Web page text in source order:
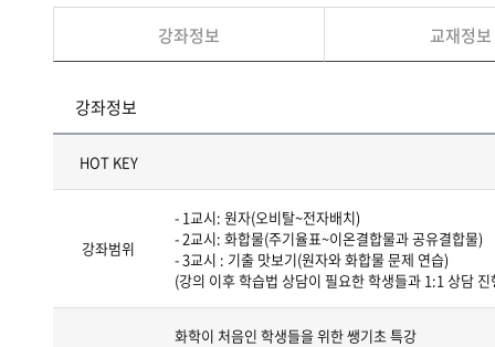
강좌정보 교재정보
강좌정보
HOT KEY
강좌범위
- 1교시: 원자(오비탈~전자배치)
- 2교시: 화합물(주기율표~이온결합물과 공유결합물)
- 3교시 : 기출 맛보기(원자와 화합물 문제 연습)
(강의 이후 학습법 상담이 필요한 학생들과 1:1 상담 진
화학이 처음인 학생들을 위한 쌩기초 특강